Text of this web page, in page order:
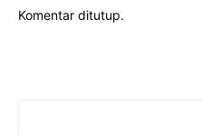
Komentar ditutup.